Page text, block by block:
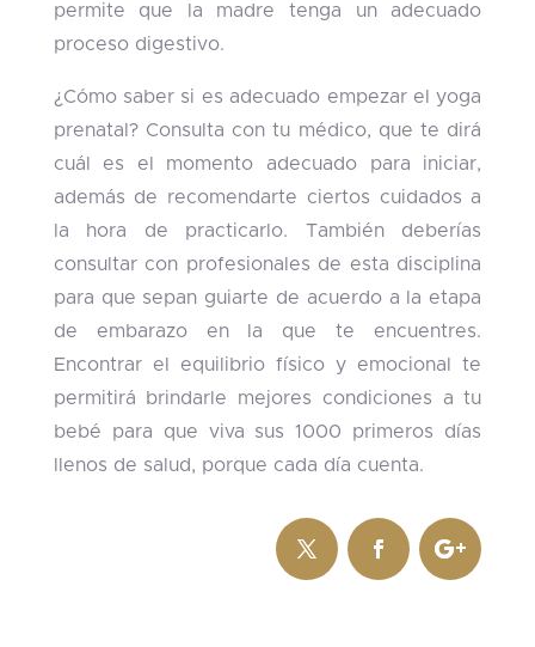
permite que la madre tenga un adecuado
proceso digestivo.
¿Cómo saber si es adecuado empezar el yoga
prenatal? Consulta con tu médico, que te dirá
cuál es el momento adecuado para iniciar,
además de recomendarte ciertos cuidados a
la hora de practicarlo. También deberías
consultar con profesionales de esta disciplina
para que sepan guiarte de acuerdo a la etapa
de embarazo en la que te encuentres.
Encontrar el equilibrio físico y emocional te
permitirá brindarle mejores condiciones a tu
bebé para que viva sus 1000 primeros días
llenos de salud, porque cada día cuenta.